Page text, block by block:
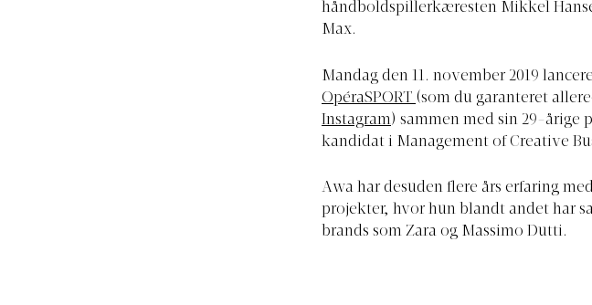
håndboldspillerkæresten Mikkel
Max.
Mandag den 11. november 2019
OpéraSPORT (som du garanteret
Instagram) sammen med sin 29-årige
kandidat i Management of Creative
Awa har desuden flere års erfaring
projekter, hvor hun blandt andet har
brands som Zara og Massimo Dutti.